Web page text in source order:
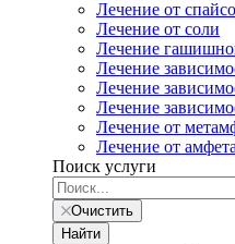
Лечение от
Лечение от соли
Лечение
Лечение
Лечение
Лечение
Лечение от
Лечение от
Поиск услуги
Очистить
Найти